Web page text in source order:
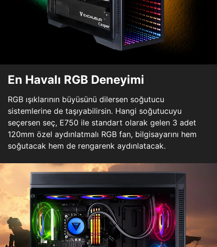
En Havalı RGB Deneyimi
RGB ışıklarının büyüsünü dilersen soğutucu
sistemlerine de taşıyabilirsin. Hangi soğutucuyu
seçersen seç, E750 ile standart olarak gelen 3 adet
120mm özel aydınlatmalı RGB fan, bilgisayarını hem
soğutacak hem de rengarenk aydınlatacak.